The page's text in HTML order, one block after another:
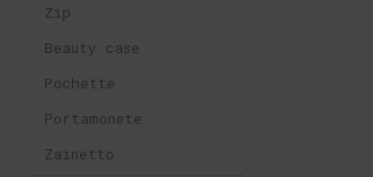
Zip
Beauty case
Pochette
Portamonete
Zainetto